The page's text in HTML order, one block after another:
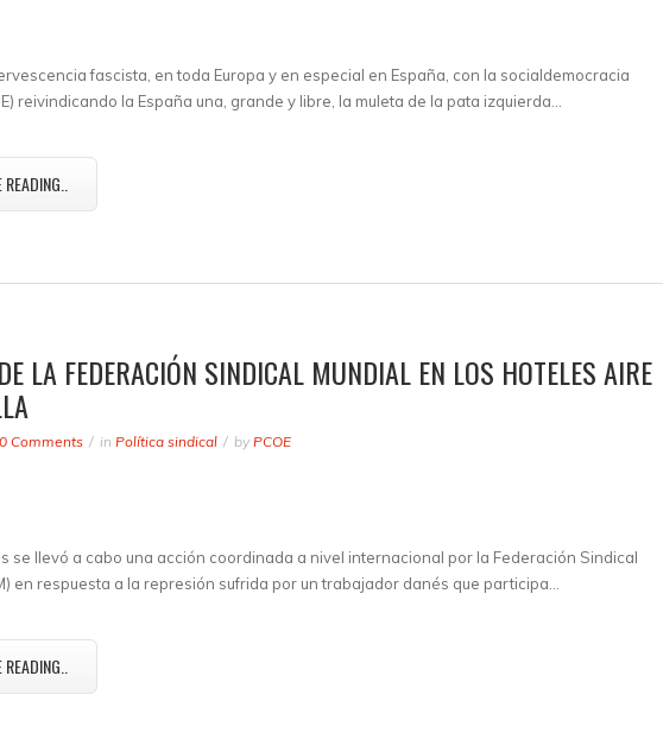
fascista, en toda Europa y en especial en España, con la socialdemocracia
reivindicando la España una, grande y libre, la muleta de la pata izquierda…
LA FEDERACIÓN SINDICAL MUNDIAL EN LOS HOTELES AIRE
0 Comments in Política sindical by PCOE
se llevó a cabo una acción coordinada a nivel internacional por la Federación Sindical
en respuesta a la represión sufrida por un trabajador danés que participa…